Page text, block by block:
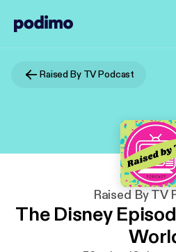
Raised By TV Podcast
Raised By TV
The Disney